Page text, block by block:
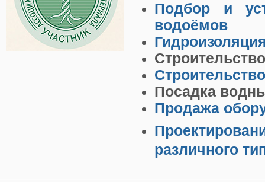
Подбор и
водоёмов
Посадка
Продажа
различного